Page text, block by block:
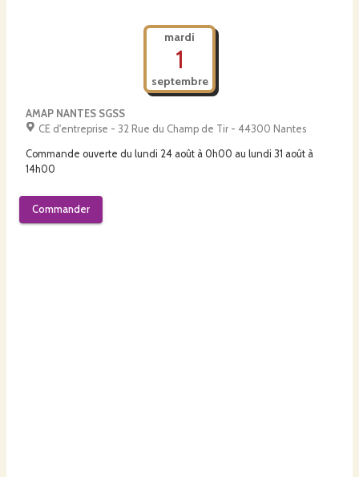
mardi
1
septembre
AMAP NANTES SGSS
CE d'entreprise - 32 Rue du Champ de Tir - 44300 Nantes
Commande ouverte du lundi 24 août à 0h00 au lundi 31 août à
14h00
Commander